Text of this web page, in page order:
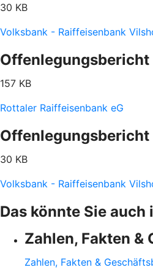
30 KB
Volksbank - Raiffeisenbank
Offenlegungsbericht
157 KB
Rottaler Raiffeisenbank eG
Offenlegungsbericht
30 KB
Volksbank - Raiffeisenbank
Das könnte Sie auch
Zahlen, Fakten
Zahlen, Fakten &